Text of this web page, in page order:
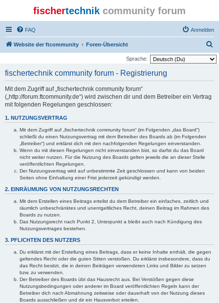
fischertechnik community forum
FAQ Anmelden
Website der ftcommunity Foren-Übersicht
u
Sprache:
fischertechnik community forum - Registrierung
Mit dem Zugriff auf „fischertechnik community forum“
(„http://forum.ftcommunity.de“) wird zwischen dir und dem Betreiber ein Vertrag
mit folgenden Regelungen geschlossen:
1. NUTZUNGSVERTRAG
Mit dem Zugriff auf „fischertechnik community forum“ (im Folgenden „das Board“)
schließt du einen Nutzungsvertrag mit dem Betreiber des Boards ab (im Folgenden
„Betreiber“) und erklärst dich mit den nachfolgenden Regelungen einverstanden.
Wenn du mit diesen Regelungen nicht einverstanden bist, so darfst du das Board
nicht weiter nutzen. Für die Nutzung des Boards gelten jeweils die an dieser Stelle
veröffentlichten Regelungen.
Der Nutzungsvertrag wird auf unbestimmte Zeit geschlossen und kann von beiden
Seiten ohne Einhaltung einer Frist jederzeit gekündigt werden.
2. EINRÄUMUNG VON NUTZUNGSRECHTEN
Mit dem Erstellen eines Beitrags erteilst du dem Betreiber ein einfaches, zeitlich und
räumlich unbeschränktes und unentgeltliches Recht, deinen Beitrag im Rahmen des
Boards zu nutzen.
Das Nutzungsrecht nach Punkt 2, Unterpunkt a bleibt auch nach Kündigung des
Nutzungsvertrages bestehen.
3. PFLICHTEN DES NUTZERS
Du erklärst mit der Erstellung eines Beitrags, dass er keine Inhalte enthält, die gegen
geltendes Recht oder die guten Sitten verstoßen. Du erklärst insbesondere, dass du
das Recht besitzt, die in deinen Beiträgen verwendeten Links und Bilder zu setzen
bzw. zu verwenden.
Der Betreiber des Boards übt das Hausrecht aus. Bei Verstößen gegen diese
Nutzungsbedingungen oder anderer im Board veröffentlichten Regeln kann der
Betreiber dich nach Abmahnung zeitweise oder dauerhaft von der Nutzung dieses
Boards ausschließen und dir ein Hausverbot erteilen.